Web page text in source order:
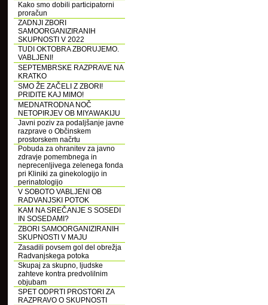
Kako smo dobili participatorni
proračun
ZADNJI ZBORI
SAMOORGANIZIRANIH
SKUPNOSTI V 2022
TUDI OKTOBRA ZBORUJEMO.
VABLJENI!
SEPTEMBRSKE RAZPRAVE NA
KRATKO
SMO ŽE ZAČELI Z ZBORI!
PRIDITE KAJ MIMO!
MEDNATRODNA NOČ
NETOPIRJEV OB MIYAWAKIJU
Javni poziv za podaljšanje javne
razprave o Občinskem
prostorskem načrtu
Pobuda za ohranitev za javno
zdravje pomembnega in
neprecenljivega zelenega fonda
pri Kliniki za ginekologijo in
perinatologijo
V SOBOTO VABLJENI OB
RADVANJSKI POTOK
KAM NA SREČANJE S SOSEDI
IN SOSEDAMI?
ZBORI SAMOORGANIZIRANIH
SKUPNOSTI V MAJU
Zasadili povsem gol del obrežja
Radvanjskega potoka
Skupaj za skupno, ljudske
zahteve kontra predvolilnim
objubam
SPET ODPRTI PROSTORI ZA
RAZPRAVO O SKUPNOSTI